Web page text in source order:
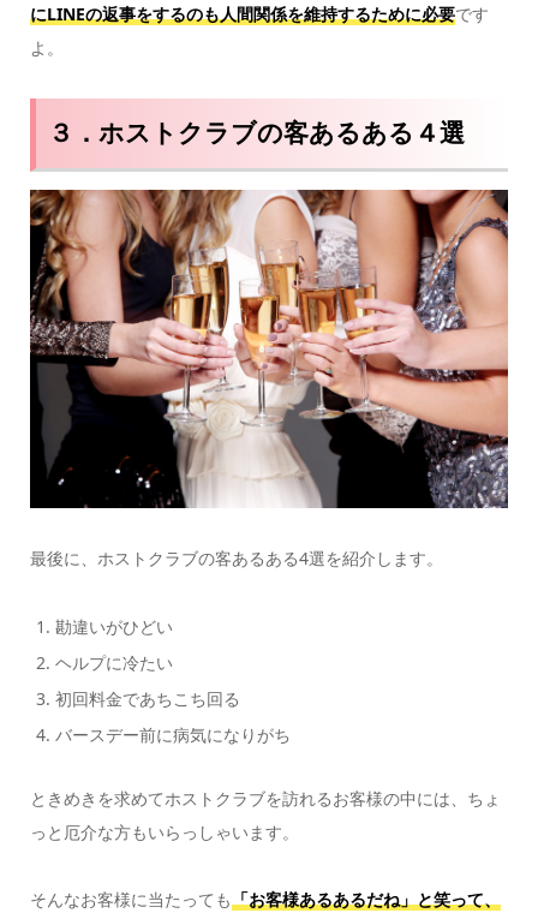
にLINEの返事をするのも人間関係を維持するために必要です
よ。
３．ホストクラブの客あるある４選
最後に、ホストクラブの客あるある4選を紹介します。
勘違いがひどい
ヘルプに冷たい
初回料金であちこち回る
バースデー前に病気になりがち
ときめきを求めてホストクラブを訪れるお客様の中には、ちょ
っと厄介な方もいらっしゃいます。
そんなお客様に当たっても「お客様あるあるだね」と笑って、